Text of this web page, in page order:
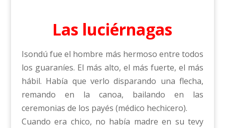
Las luciérnagas
Isondú fue el hombre más hermoso entre todos
los guaraníes. El más alto, el más fuerte, el más
hábil. Había que verlo disparando una flecha,
remando en la canoa, bailando en las
ceremonias de los payés (médico hechicero).
Cuando era chico, no había madre en su tevy